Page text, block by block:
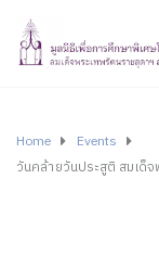
Home
Events
วันคล้ายวันประสูติ สมเด็